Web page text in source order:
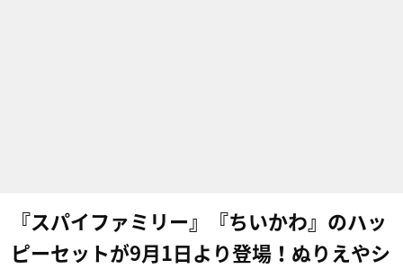
『スパイファミリー』『ちいかわ』のハッ
ピーセットが9月1日より登場！ぬりえやシ